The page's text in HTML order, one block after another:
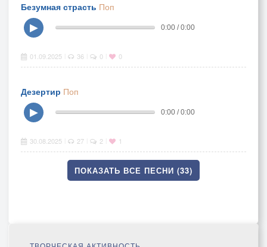
Безумная страсть Поп
▶
0:00 / 0:00
01.09.2025 36 0 0
Дезертир Поп
▶
0:00 / 0:00
30.08.2025 27 2 1
ПОКАЗАТЬ ВСЕ ПЕСНИ (33)